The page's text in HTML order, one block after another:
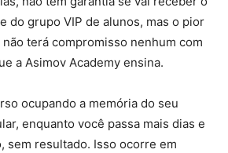
do grupo VIP de alunos, mas o pior
terá compromisso nenhum com
a Asimov Academy ensina.
ocupando a memória do seu
enquanto você passa mais dias e
sem resultado. Isso ocorre em